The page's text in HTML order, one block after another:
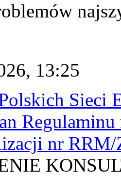
13:25
Sieci
nr